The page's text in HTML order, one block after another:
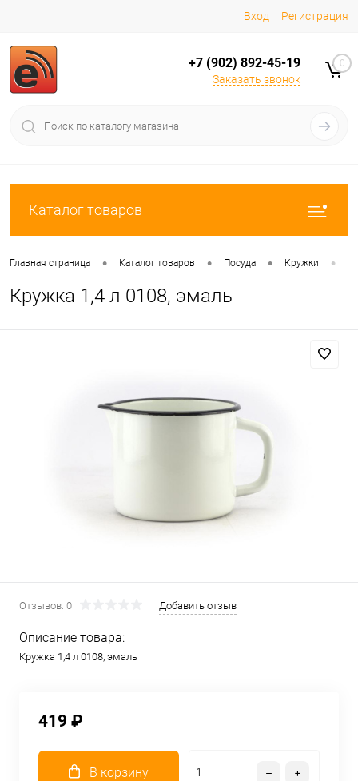
Вход Регистрация
+7 (902) 892-45-19
Заказать звонок
0
Каталог товаров
Главная страница • Каталог товаров • Посуда • Кружки •
Кружка 1,4 л 0108, эмаль
Отзывов: 0 Добавить отзыв
Описание товара:
Кружка 1,4 л 0108, эмаль
419 ₽
В корзину